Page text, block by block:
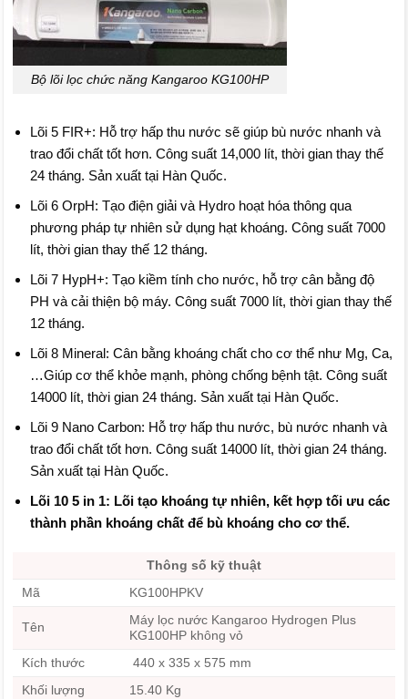
Bộ lõi lọc chức năng Kangaroo KG100HP
Lõi 5 FIR+: Hỗ trợ hấp thu nước sẽ giúp bù nước nhanh và
trao đổi chất tốt hơn. Công suất 14,000 lít, thời gian thay thế
24 tháng. Sản xuất tại Hàn Quốc.
Lõi 6 OrpH: Tạo điện giải và Hydro hoạt hóa thông qua
phương pháp tự nhiên sử dụng hạt khoáng. Công suất 7000
lít, thời gian thay thế 12 tháng.
Lõi 7 HypH+: Tạo kiềm tính cho nước, hỗ trợ cân bằng độ
PH và cải thiện bộ máy. Công suất 7000 lít, thời gian thay thế
12 tháng.
Lõi 8 Mineral: Cân bằng khoáng chất cho cơ thể như Mg, Ca,
…Giúp cơ thể khỏe mạnh, phòng chống bệnh tật. Công suất
14000 lít, thời gian 24 tháng. Sản xuất tại Hàn Quốc.
Lõi 9 Nano Carbon: Hỗ trợ hấp thu nước, bù nước nhanh và
trao đổi chất tốt hơn. Công suất 14000 lít, thời gian 24 tháng.
Sản xuất tại Hàn Quốc.
Lõi 10 5 in 1: Lõi tạo khoáng tự nhiên, kết hợp tối ưu các
thành phần khoáng chất để bù khoáng cho cơ thể.
Thông số kỹ thuật
Mã
KG100HPKV
Tên
Máy lọc nước Kangaroo Hydrogen Plus
KG100HP không vỏ
Kích thước
440 x 335 x 575 mm
Khối lượng
15.40 Kg